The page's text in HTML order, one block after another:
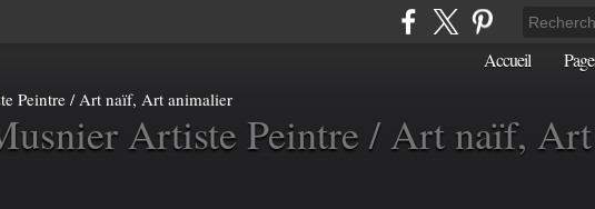
Accueil
Artiste Peintre / Art naïf, Art